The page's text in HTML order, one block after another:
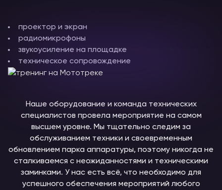
проектор и экран
радиомикрофоны
звукоусиление на площадке
техническое сопровождение
Наше оборудование и команда технических
специалистов провела мероприятие на самом
высшем уровне. Мы тщательно следим за
обслуживанием техники и своевременным
обновлением парка аппаратуры, поэтому никогда не
сталкиваемся с неожиданностями и техническими
заминками. У нас есть всё, что необходимо для
успешного обеспечения мероприятий любого